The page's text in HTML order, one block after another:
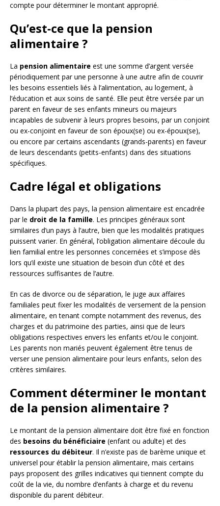
compte pour déterminer le montant approprié.
Qu’est-ce que la pension
alimentaire ?
La pension alimentaire est une somme d’argent versée
périodiquement par une personne à une autre afin de couvrir
les besoins essentiels liés à l’alimentation, au logement, à
l’éducation et aux soins de santé. Elle peut être versée par un
parent en faveur de ses enfants mineurs ou majeurs
incapables de subvenir à leurs propres besoins, par un conjoint
ou ex-conjoint en faveur de son époux(se) ou ex-époux(se),
ou encore par certains ascendants (grands-parents) en faveur
de leurs descendants (petits-enfants) dans des situations
spécifiques.
Cadre légal et obligations
Dans la plupart des pays, la pension alimentaire est encadrée
par le droit de la famille. Les principes généraux sont
similaires d’un pays à l’autre, bien que les modalités pratiques
puissent varier. En général, l’obligation alimentaire découle du
lien familial entre les personnes concernées et s’impose dès
lors qu’il existe une situation de besoin d’un côté et des
ressources suffisantes de l’autre.
En cas de divorce ou de séparation, le juge aux affaires
familiales peut fixer les modalités de versement de la pension
alimentaire, en tenant compte notamment des revenus, des
charges et du patrimoine des parties, ainsi que de leurs
obligations respectives envers les enfants et/ou le conjoint.
Les parents non mariés peuvent également être tenus de
verser une pension alimentaire pour leurs enfants, selon des
critères similaires.
Comment déterminer le montant
de la pension alimentaire ?
Le montant de la pension alimentaire doit être fixé en fonction
des besoins du bénéficiaire (enfant ou adulte) et des
ressources du débiteur. Il n’existe pas de barème unique et
universel pour établir la pension alimentaire, mais certains
pays proposent des grilles indicatives qui tiennent compte du
coût de la vie, du nombre d’enfants à charge et du revenu
disponible du parent débiteur.